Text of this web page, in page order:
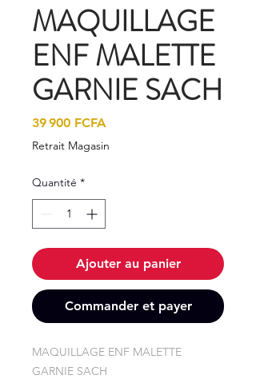
MAQUILLAGE
ENF MALETTE
GARNIE SACH
39 900 FCFA
Retrait Magasin
Quantité *
Ajouter au panier
Commander et payer
MAQUILLAGE ENF MALETTE
GARNIE SACH